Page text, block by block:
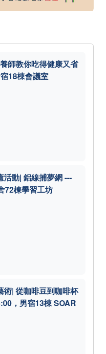
師教你吃得健康又省
18棟會議室
活動| 鋁線捕夢網 ---
72棟學習工坊
術| 從咖啡豆到咖啡杯
，男宿13棟 SOAR